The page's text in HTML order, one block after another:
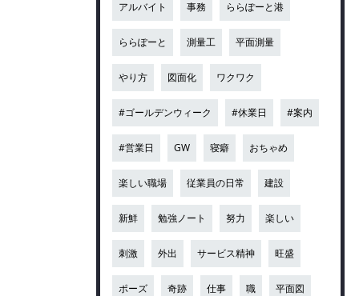
アルバイト 事務 ららぽーと港
ららぽーと 測量工 平面測量
やり方 図面化 ワクワク
#ゴールデンウィーク #休業日 #案内
#営業日 GW 寝癖 おちゃめ
楽しい職場 従業員の日常 建設
新鮮 勉強ノート 努力 楽しい
刺激 外出 サービス精神 旺盛
ポーズ 奇跡 仕事 職 平面図